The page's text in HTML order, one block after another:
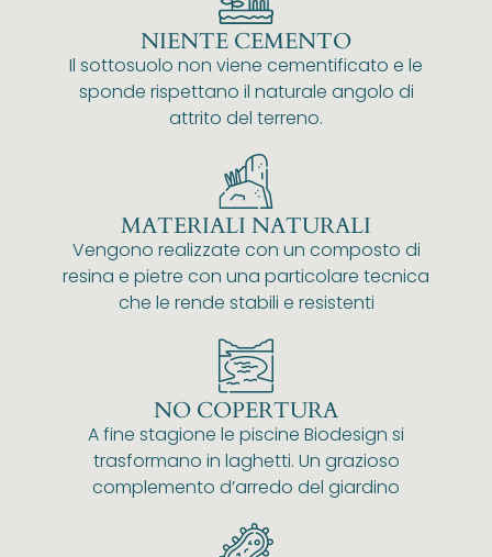
NIENTE CEMENTO
Il sottosuolo non viene cementificato e le
sponde rispettano il naturale angolo di
attrito del terreno.
MATERIALI NATURALI
Vengono realizzate con un composto di
resina e pietre con una particolare tecnica
che le rende stabili e resistenti
NO COPERTURA
A fine stagione le piscine Biodesign si
trasformano in laghetti. Un grazioso
complemento d’arredo del giardino